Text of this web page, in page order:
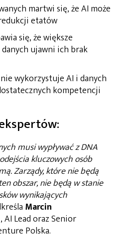
martwi się, że AI może
etatów
się, że większe
ujawni ich brak
wykorzystuje AI i danych
kompetencji
musi wypływać z DNA
kluczowych osób
Zarządy, które nie będą
obszar, nie będą w stanie
wynikających
Marcin
AI Lead oraz Senior
Polska.